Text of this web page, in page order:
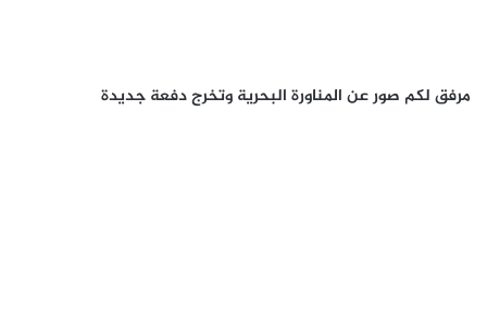
مرفق لكم صور عن المناورة البحرية وتخرج دفعة جديدة